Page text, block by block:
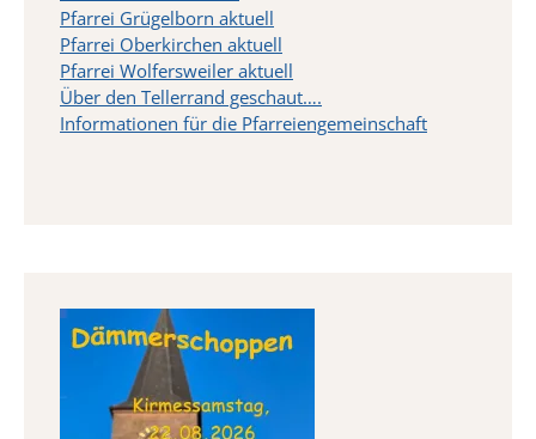
Pfarrei Grügelborn aktuell
Pfarrei Oberkirchen aktuell
Pfarrei Wolfersweiler aktuell
Über den Tellerrand geschaut….
Informationen für die Pfarreiengemeinschaft